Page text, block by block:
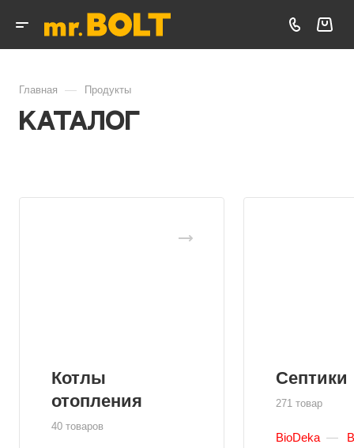
Главная — Продукты
Каталог
Котлы
отопления
40 товаров
Септики
271 товар
BioDeka —